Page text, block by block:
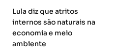
Lula diz que atritos
internos são naturais na
economia e meio
ambiente